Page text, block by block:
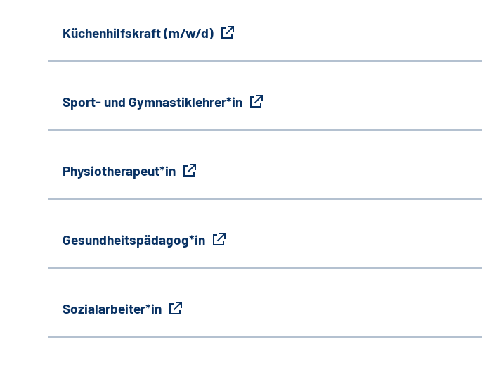
Küchenhilfskraft (m/w/d)
Sport- und Gymnastiklehrer*in
Physiotherapeut*in
Gesundheitspädagog*in
Sozialarbeiter*in